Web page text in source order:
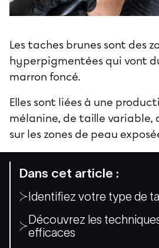
Dans cet article :
Identifiez votre type de
Découvrez les
efficaces
Les taches brunes sont des
hyperpigmentées qui vont
marron foncé.
Elles sont liées à une
mélanine, de taille variable,
sur les zones de peau